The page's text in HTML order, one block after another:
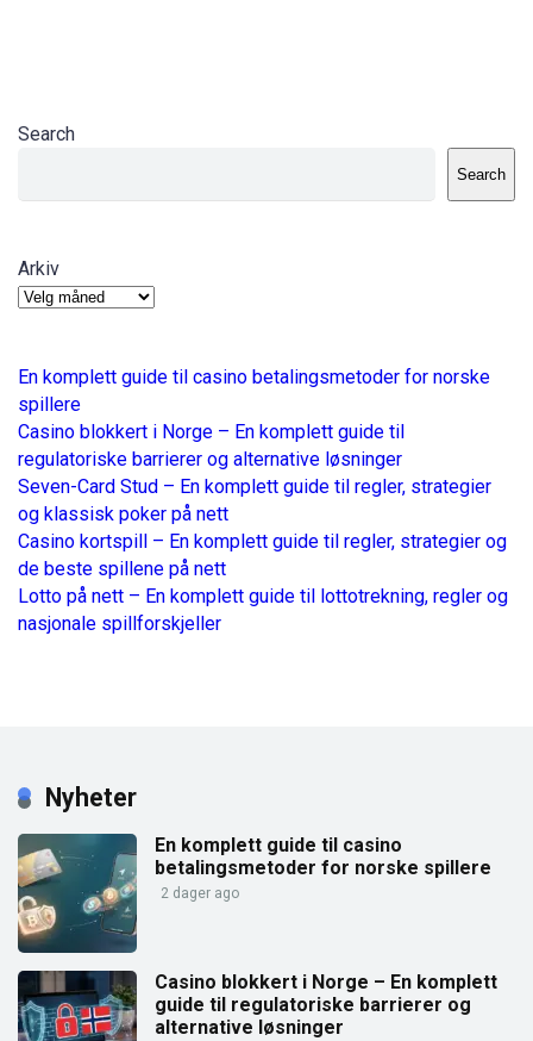
Search
Search
Arkiv
En komplett guide til casino betalingsmetoder for norske
spillere
Casino blokkert i Norge – En komplett guide til
regulatoriske barrierer og alternative løsninger
Seven-Card Stud – En komplett guide til regler, strategier
og klassisk poker på nett
Casino kortspill – En komplett guide til regler, strategier og
de beste spillene på nett
Lotto på nett – En komplett guide til lottotrekning, regler og
nasjonale spillforskjeller
Nyheter
En komplett guide til casino
betalingsmetoder for norske spillere
2 dager ago
Casino blokkert i Norge – En komplett
guide til regulatoriske barrierer og
alternative løsninger